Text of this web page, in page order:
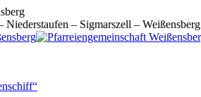
– Sigmarszell – Weißensberg